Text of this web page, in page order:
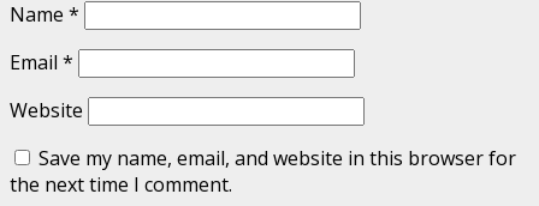
Name *
Email *
Website
Save my name, email, and website in this browser for
the next time I comment.